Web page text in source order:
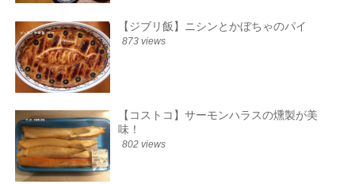
【ジブリ飯】ニシンとかぼちゃのパイ
873 views
【コストコ】サーモンハラスの燻製が美
味！
802 views